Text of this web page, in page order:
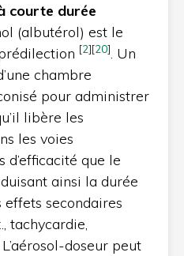
courte durée
(albutérol) est le
[2][20]. Un
chambre
pour administrer
libère les
les voies
que le
ainsi la durée
effets secondaires
tachycardie,
L’aérosol-doseur peut